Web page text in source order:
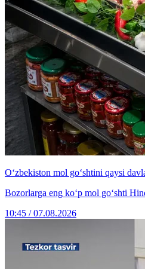
O‘zbekiston mol go‘shtini qaysi
Bozorlarga eng ko‘p mol go‘shti
10:45 / 07.08.2026